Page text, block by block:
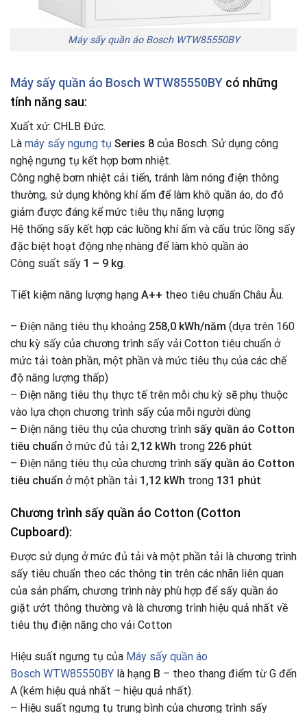
Máy sấy quần áo Bosch WTW85550BY
Máy sấy quần áo Bosch WTW85550BY có những
tính năng sau:
Xuất xứ: CHLB Đức.
Là máy sấy ngưng tụ Series 8 của Bosch. Sử dụng công
nghệ ngưng tụ kết hợp bơm nhiệt.
Công nghệ bơm nhiệt cải tiến, tránh làm nóng điện thông
thường, sử dụng không khí ẩm để làm khô quần áo, do đó
giảm được đáng kể mức tiêu thụ năng lượng
Hệ thống sấy kết hợp các luồng khí ấm và cấu trúc lồng sấy
đặc biệt hoạt động nhẹ nhàng để làm khô quần áo
Công suất sấy 1 – 9 kg.
Tiết kiệm năng lượng hạng A++ theo tiêu chuẩn Châu Âu.
– Điện năng tiêu thụ khoảng 258,0 kWh/năm (dựa trên 160
chu kỳ sấy của chương trình sấy vải Cotton tiêu chuẩn ở
mức tải toàn phần, một phần và mức tiêu thụ của các chế
độ năng lượng thấp)
– Điện năng tiêu thụ thực tế trên mỗi chu kỳ sẽ phụ thuộc
vào lựa chọn chương trình sấy của mỗi người dùng
– Điện năng tiêu thụ của chương trình sấy quần áo Cotton
tiêu chuẩn ở mức đủ tải 2,12 kWh trong 226 phút
– Điện năng tiêu thụ của chương trình sấy quần áo Cotton
tiêu chuẩn ở một phần tải 1,12 kWh trong 131 phút
Chương trình sấy quần áo Cotton (Cotton
Cupboard):
Được sử dụng ở mức đủ tải và một phần tải là chương trình
sấy tiêu chuẩn theo các thông tin trên các nhãn liên quan
của sản phẩm, chương trình này phù hợp để sấy quần áo
giặt ướt thông thường và là chương trình hiệu quả nhất về
tiêu thụ điện năng cho vải Cotton
Hiệu suất ngưng tụ của Máy sấy quần áo
Bosch WTW85550BY là hạng B – theo thang điểm từ G đến
A (kém hiệu quả nhất – hiệu quả nhất).
– Hiệu suất ngưng tụ trung bình của chương trình sấy